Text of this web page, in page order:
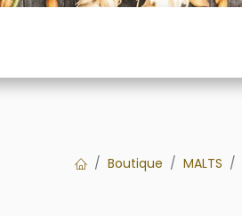
Boutique MALTS